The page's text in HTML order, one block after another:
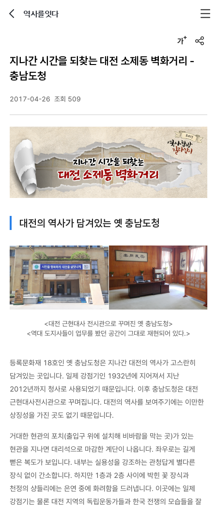
역사를잇다
u
지나간 시간을 되찾는 대전 소제동 벽화거리 -
충남도청
2017-04-26 조회 509
대전의 역사가 담겨있는 옛 충남도청
<대전 근현대사 전시관으로 꾸며진 옛 충남도청>
<역대 도지사들이 업무를 봤던 공간이 그대로 재현되어 있다.>
등록문화재 18호인 옛 충남도청은 지나간 대전의 역사가 고스란히
담겨있는 곳입니다. 일제 강점기인 1932년에 지어져서 지난
2012년까지 청사로 사용되었기 때문입니다. 이후 충남도청은 대전
근현대사전시관으로 꾸며집니다. 대전의 역사를 보여주기에는 이만한
상징성을 가진 곳도 없기 때문입니다.
거대한 현관의 포치(출입구 위에 설치해 비바람을 막는 곳)가 있는
현관을 지나면 대리석으로 마감한 계단이 나옵니다. 좌우로는 길게
뻗은 복도가 보입니다. 내부는 실용성을 강조하는 관청답게 별다른
장식 없이 간소합니다. 하지만 1층과 2층 사이에 박힌 꽃 장식과
천정의 샹들리에는 은연 중에 화려함을 드러냅니다. 이곳에는 일제
강점기는 물론 대전 지역의 독립운동가들과 한국 전쟁의 모습들을 잘